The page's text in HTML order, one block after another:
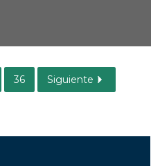
36 Siguiente